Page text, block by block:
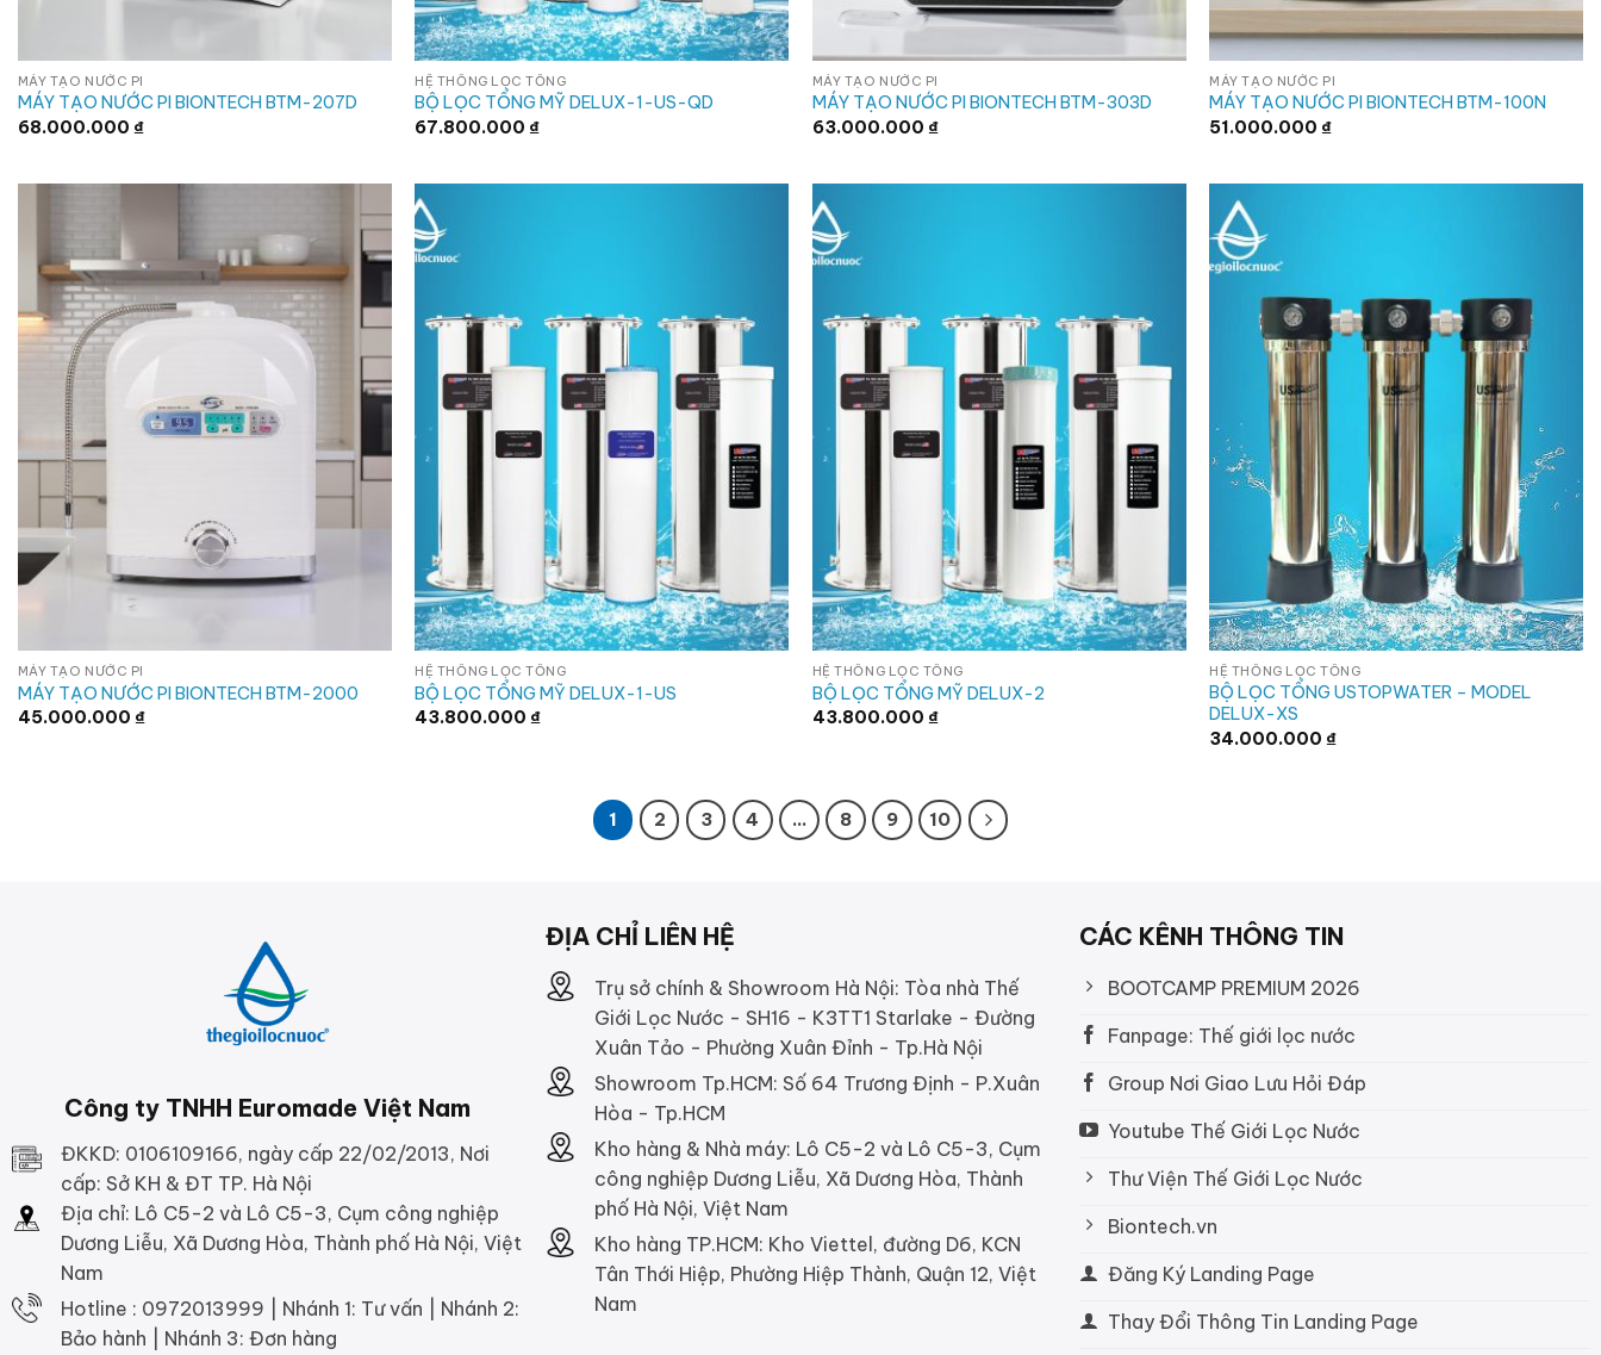
MÁY TẠO NƯỚC PI
MÁY TẠO NƯỚC PI BIONTECH BTM-207D
68.000.000 ₫
HỆ THỐNG LỌC TỔNG
BỘ LỌC TỔNG MỸ DELUX-1-US-QD
67.800.000₫
MÁY TẠO NƯỚC PI
MÁY TẠO NƯỚC PI BIONTECH BTM-303D
63.000.000 ₫
MÁY TẠO NƯỚC PI
MÁY TẠO NƯỚC PI BIONTECH BTM-100N
51.000.000₫
MÁY TẠO NƯỚC PI
MÁY TẠO NƯỚC PI BIONTECH BTM-2000
45.000.000 ₫
HỆ THỐNG LỌC TỔNG
BỘ LỌC TỔNG MỸ DELUX-1-US
43.800.000₫
HỆ THỐNG LỌC TỔNG
BỘ LỌC TỔNG MỸ DELUX-2
43.800.000 ₫
HỆ THỐNG LỌC TỔNG
BỘ LỌC TỔNG USTOPWATER – MODEL
DELUX-XS
34.000.000 ₫
1 2 3 4 … 8 9 10
Công ty TNHH Euromade Việt Nam
ĐKKD: 0106109166, ngày cấp 22/02/2013, Nơi
cấp: Sở KH & ĐT TP. Hà Nội
Địa chỉ: Lô C5-2 và Lô C5-3, Cụm công nghiệp
Dương Liễu, Xã Dương Hòa, Thành phố Hà Nội, Việt
Nam
Hotline : 0972013999 | Nhánh 1: Tư vấn | Nhánh 2:
Bảo hành | Nhánh 3: Đơn hàng
ĐỊA CHỈ LIÊN HỆ
Trụ sở chính & Showroom Hà Nội: Tòa nhà Thế
Giới Lọc Nước - SH16 - K3TT1 Starlake - Đường
Xuân Tảo - Phường Xuân Đỉnh - Tp.Hà Nội
Showroom Tp.HCM: Số 64 Trương Định - P.Xuân
Hòa - Tp.HCM
Kho hàng & Nhà máy: Lô C5-2 và Lô C5-3, Cụm
công nghiệp Dương Liễu, Xã Dương Hòa, Thành
phố Hà Nội, Việt Nam
Kho hàng TP.HCM: Kho Viettel, đường D6, KCN
Tân Thới Hiệp, Phường Hiệp Thành, Quận 12, Việt
Nam
CÁC KÊNH THÔNG TIN
BOOTCAMP PREMIUM 2026
Fanpage: Thế giới lọc nước
Group Nơi Giao Lưu Hỏi Đáp
Youtube Thế Giới Lọc Nước
Thư Viện Thế Giới Lọc Nước
Biontech.vn
Đăng Ký Landing Page
Thay Đổi Thông Tin Landing Page